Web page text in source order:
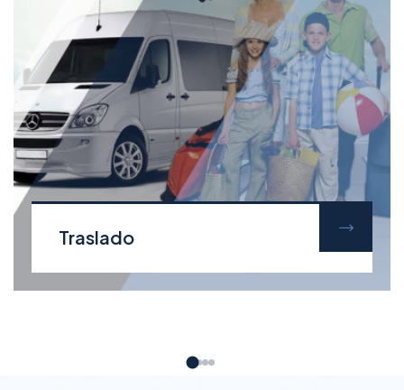
Traslado
disponibilidad